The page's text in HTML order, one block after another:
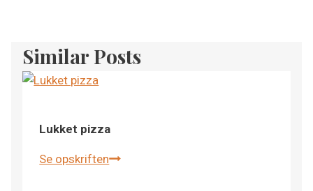
Similar Posts
Lukket pizza
Se opskriftenLukket